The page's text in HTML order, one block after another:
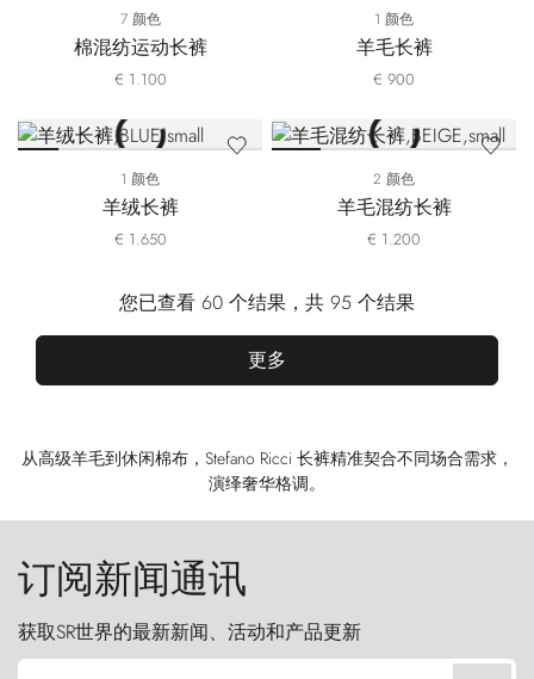
7 颜色
棉混纺运动长裤
€ 1.100
1 颜色
羊毛长裤
€ 900
1 颜色
羊绒长裤
€ 1.650
2 颜色
羊毛混纺长裤
€ 1.200
您已查看 60 个结果，共 95 个结果
更多
从高级羊毛到休闲棉布，Stefano Ricci 长裤精准契合不同场合需求，
演绎奢华格调。
订阅新闻通讯
获取SR世界的最新新闻、活动和产品更新